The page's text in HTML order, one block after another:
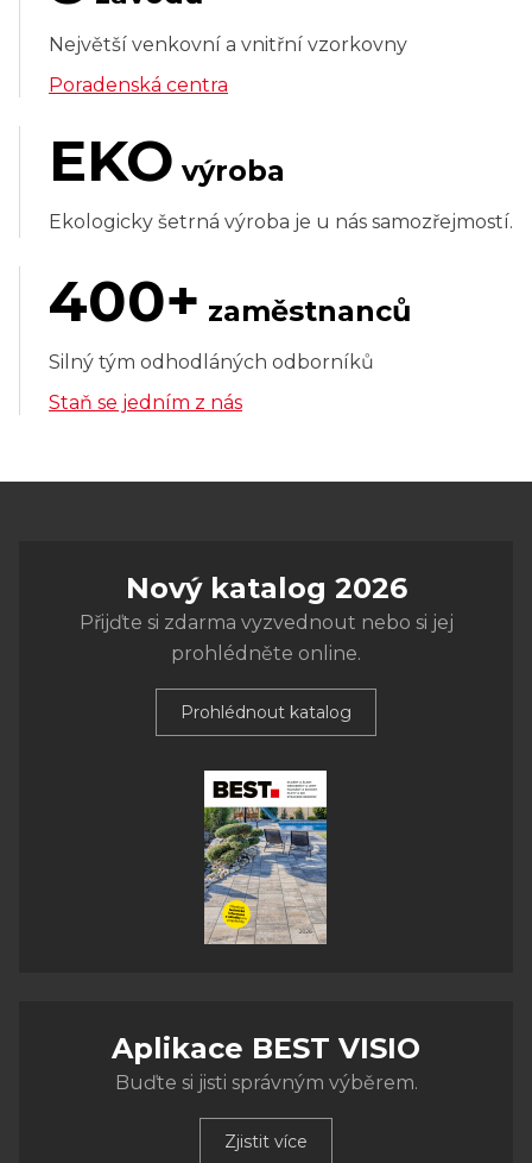
Největší venkovní a vnitřní vzorkovny
Poradenská centra
EKO výroba
Ekologicky šetrná výroba je u nás samozřejmostí.
400+ zaměstnanců
Silný tým odhodláných odborníků
Staň se jedním z nás
Nový katalog 2026
Přijďte si zdarma vyzvednout nebo si jej
prohlédněte online.
Prohlédnout katalog
Aplikace BEST VISIO
Buďte si jisti správným výběrem.
Zjistit více